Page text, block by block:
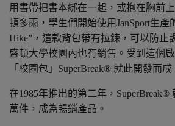
用書帶把書本綁在一起，或抱在胸前
頓多雨，學生們開始使用JanSport生產
Hike”，這款背包帶有拉鍊，可以防止
盛頓大學校園內也有銷售。受到這個
「校園包」SuperBreak® 就此開發而成
在1985年推出的第二年，
萬件，成為暢銷產品。